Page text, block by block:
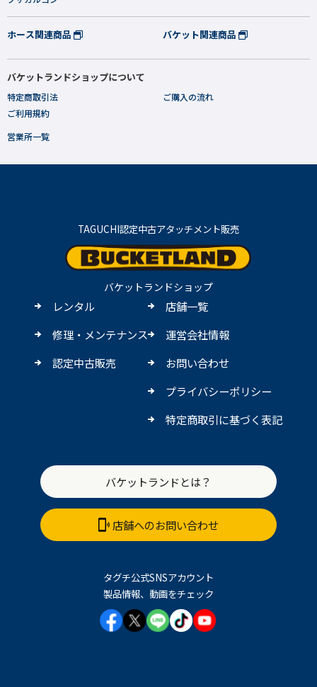
ホース関連商品 バケット関連商品
バケットランドショップについて
特定商取引法
ご利用規約
ご購入の流れ
営業所一覧
TAGUCHI認定中古アタッチメント販売
バケットランドショップ
レンタル
修理・メンテナンス
認定中古販売
店舗一覧
運営会社情報
お問い合わせ
プライバシーポリシー
特定商取引に基づく表記
バケットランドとは？
店舗へのお問い合わせ
タグチ公式SNSアカウント
製品情報、動画をチェック